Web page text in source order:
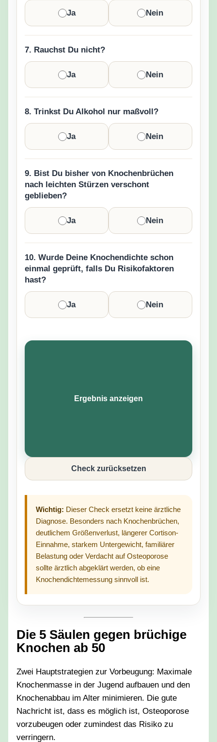
Ja Nein
7. Rauchst Du nicht?
Ja Nein
8. Trinkst Du Alkohol nur maßvoll?
Ja Nein
9. Bist Du bisher von Knochenbrüchen
nach leichten Stürzen verschont
geblieben?
Ja Nein
10. Wurde Deine Knochendichte schon
einmal geprüft, falls Du Risikofaktoren
hast?
Ja Nein
Ergebnis anzeigen
Check zurücksetzen
Wichtig: Dieser Check ersetzt keine ärztliche
Diagnose. Besonders nach Knochenbrüchen,
deutlichem Größenverlust, längerer Cortison-
Einnahme, starkem Untergewicht, familiärer
Belastung oder Verdacht auf Osteoporose
sollte ärztlich abgeklärt werden, ob eine
Knochendichtemessung sinnvoll ist.
Die 5 Säulen gegen brüchige
Knochen ab 50
Zwei Hauptstrategien zur Vorbeugung: Maximale
Knochenmasse in der Jugend aufbauen und den
Knochenabbau im Alter minimieren. Die gute
Nachricht ist, dass es möglich ist, Osteoporose
vorzubeugen oder zumindest das Risiko zu
verringern.